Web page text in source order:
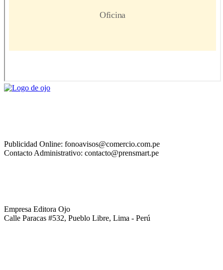
Publicidad Online: fonoavisos@comercio.com.pe
Contacto Administrativo: contacto@prensmart.pe
Empresa Editora Ojo
Calle Paracas #532, Pueblo Libre, Lima - Perú